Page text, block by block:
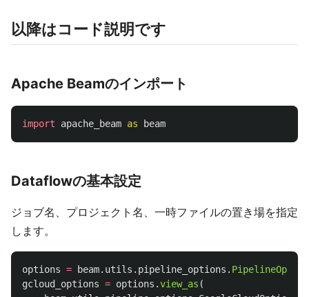
以降はコード説明です
Apache Beamのインポート
import apache_beam as beam
Dataflowの基本設定
ジョブ名、プロジェクト名、一時ファイルの置き場を指定
します。
options = beam. utils . pipeline_options .
gcloud_options = options .view_as (